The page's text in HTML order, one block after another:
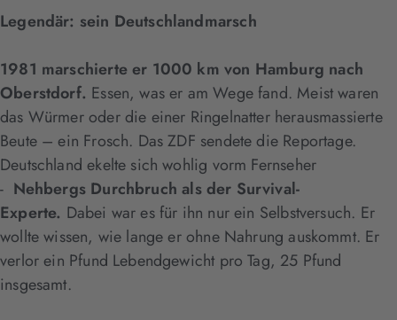
Legendär: sein Deutschlandmarsch
1981 marschierte er 1000 km von Hamburg nach
Oberstdorf. Essen, was er am Wege fand. Meist waren
das Würmer oder die einer Ringelnatter herausmassierte
Beute – ein Frosch. Das ZDF sendete die Reportage.
Deutschland ekelte sich wohlig vorm Fernseher
- Nehbergs Durchbruch als der Survival-
Experte. Dabei war es für ihn nur ein Selbstversuch. Er
wollte wissen, wie lange er ohne Nahrung auskommt. Er
verlor ein Pfund Lebendgewicht pro Tag, 25 Pfund
insgesamt.